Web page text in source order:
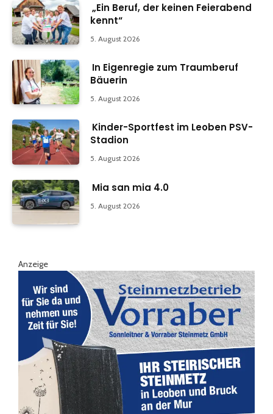
„Ein Beruf, der keinen Feierabend
kennt“
5. August 2026
In Eigenregie zum Traumberuf
Bäuerin
5. August 2026
Kinder-Sportfest im Leoben PSV-
Stadion
5. August 2026
Mia san mia 4.0
5. August 2026
Anzeige